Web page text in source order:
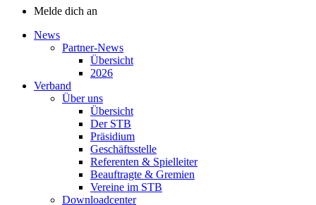
Melde dich an
News
Partner-News
Übersicht
2026
Verband
Über uns
Übersicht
Der STB
Präsidium
Geschäftsstelle
Referenten & Spielleiter
Beauftragte & Gremien
Vereine im STB
Downloadcenter